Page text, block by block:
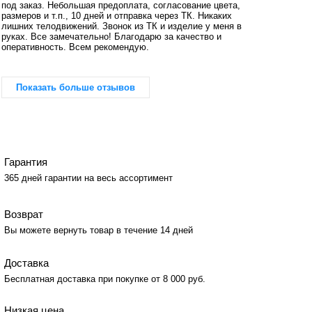
под заказ. Небольшая предоплата, согласование цвета,
размеров и т.п., 10 дней и отправка через ТК. Никаких
лишних телодвижений. Звонок из ТК и изделие у меня в
руках. Все замечательно! Благодарю за качество и
оперативность. Всем рекомендую.
Показать больше отзывов
Гарантия
365 дней гарантии на весь ассортимент
Возврат
Вы можете вернуть товар в течение 14 дней
Доставка
Бесплатная доставка при покупке от 8 000 руб.